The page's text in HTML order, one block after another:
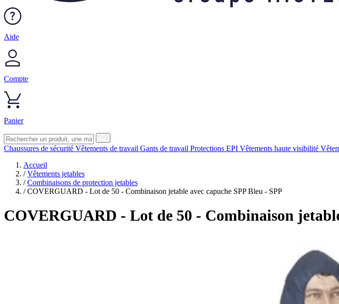
Aide
Compte
Panier
Chaussures de sécurité Vêtements de travail Gants de travail Protections EPI Vêtements haute visibilité
Accueil
/ Vêtements jetables
/ Combinaisons de protection jetables
/ COVERGUARD - Lot de 50 - Combinaison jetable avec capuche SPP Bleu - SPP
COVERGUARD - Lot de 50 - Combinaison